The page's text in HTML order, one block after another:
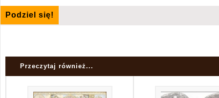
Podziel się!
Przeczytaj również...